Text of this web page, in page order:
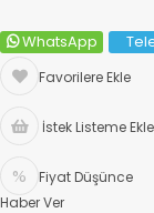
WhatsApp
Favorilere Ekle
İstek Listeme Ekle
Fiyat Düşünce
Haber Ver